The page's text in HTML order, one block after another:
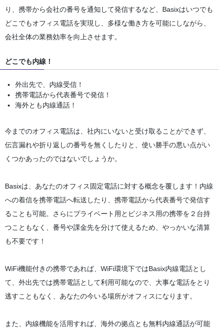
り、携帯から会社の番号を通知して発信するなど、Basixはいつでも
どこでもオフィス電話を実現し、多様な働き方を可能にしながら、
会社全体の業務効率を向上させます。
どこでも内線！
外出先で、内線受信！
携帯電話から代表番号で発信！
海外とも内線通話！
今までのオフィス電話は、社内にいないと受け取ることができず、
伝言漏れや折り返しの番号を無くしたりと、使い勝手の悪い点がい
くつかあったのではないでしょうか。
Basixは、あなたのオフィス固定電話に対する概念を覆します！内線
への着信を携帯電話へ転送したり、携帯電話から代表番号で発信す
ることも可能。さらにプライベート用とビジネス用の携帯を２台持
つこともなく、番号や課金先を分けて使えるため、やっかいな清算
も不要です！
WiFi機能付きの携帯であれば、WiFi環境下ではBasix内線電話とし
て、外出先では携帯電話として利用可能なので、大事な電話をとり
逃すこともなく、あなたの今いる場所がオフィスになります。
また、内線機能を活用すれば、海外の拠点とも無料内線通話が可能